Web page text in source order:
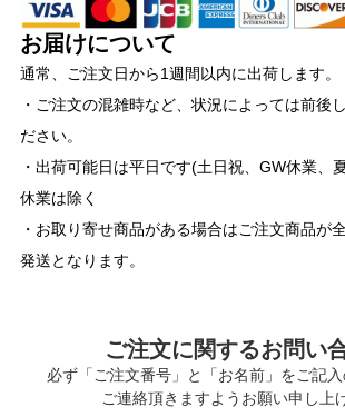
お届けについて
通常、ご注文日から1週間以内に出荷します。
・ご注文の混雑時など、状況によっては前後
ださい。
・出荷可能日は平日です(土日祝、GW休業、
休業は除く
・お取り寄せ商品がある場合はご注文商品が
発送となります。
ご注文に関するお問い
必ず「ご注文番号」と「お名前」をご記
ご連絡頂きますようお願い申し上